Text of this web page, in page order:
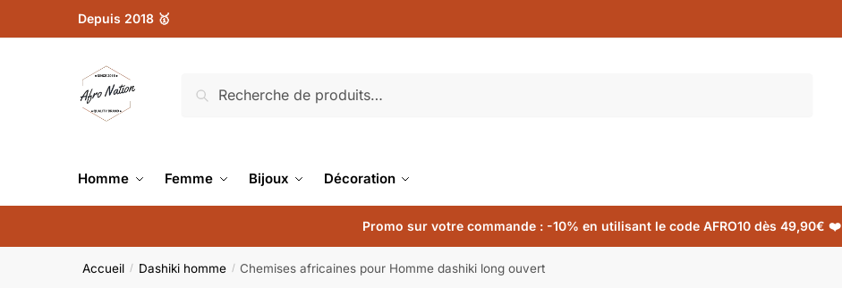
Depuis 2018 🥇
Recherche
Homme Femme Bijoux Décoration
Promo sur votre commande : -10% en utilisant le code AFRO10 dès 49,90€ ❤️
Accueil / Dashiki homme / Chemises africaines pour Homme dashiki long ouvert